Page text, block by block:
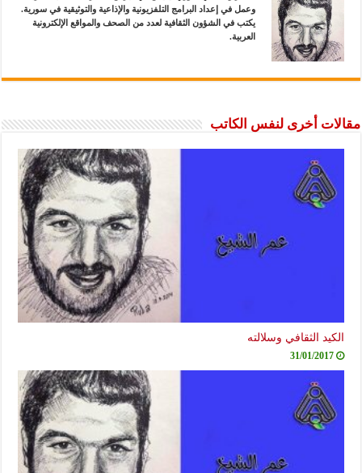
وعمل في إعداد البرامج التلفزيونية والإذاعية والتوثيقية في سورية.
يكتب في الشؤون الثقافية لعدد من الصحف والمواقع الإلكترونية
العربية.
مقالات أخرى لنفس الكاتب
الكيد الثقافي وسلالته
31/01/2017